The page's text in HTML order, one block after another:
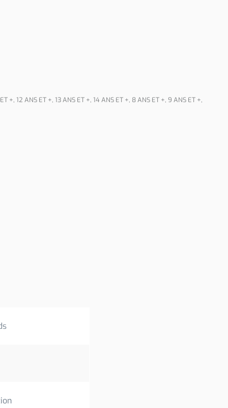
+, 12 ANS ET +, 13 ANS ET +, 14 ANS ET +, 8 ANS ET +, 9 ANS ET +,